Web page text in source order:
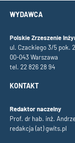
WYDAWCA
Polskie Zrzeszenie
ul. Czackiego 3/5 pok.
00-043 Warszawa
tel. 22 826 28 94
KONTAKT
Redaktor naczelny
Prof. dr hab. inż.
redakcja (at) gwits.pl